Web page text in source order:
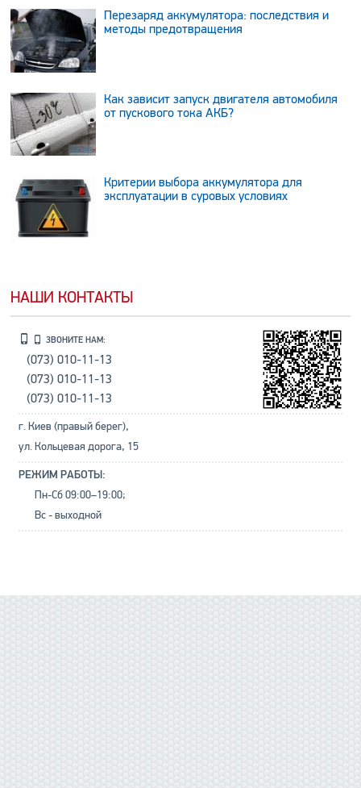
Перезаряд аккумулятора: последствия и
методы предотвращения
Как зависит запуск двигателя автомобиля
от пускового тока АКБ?
Критерии выбора аккумулятора для
эксплуатации в суровых условиях
НАШИ КОНТАКТЫ
ЗВОНИТЕ НАМ:
(073) 010-11-13
(073) 010-11-13
(073) 010-11-13
г. Киев (правый берег),
ул. Кольцевая дорога, 15
РЕЖИМ РАБОТЫ:
Пн-Сб 09:00–19:00;
Вс - выходной